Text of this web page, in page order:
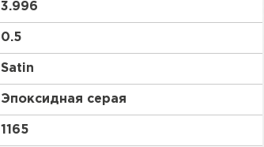
3.996
0.5
Satin
Эпоксидная серая
1165